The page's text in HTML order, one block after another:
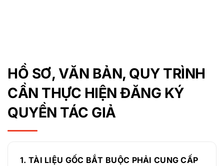
HỒ SƠ, VĂN BẢN, QUY TRÌNH
CẦN THỰC HIỆN ĐĂNG KÝ
QUYỀN TÁC GIẢ
1. TÀI LIỆU GỐC BẮT BUỘC PHẢI CUNG CẤP